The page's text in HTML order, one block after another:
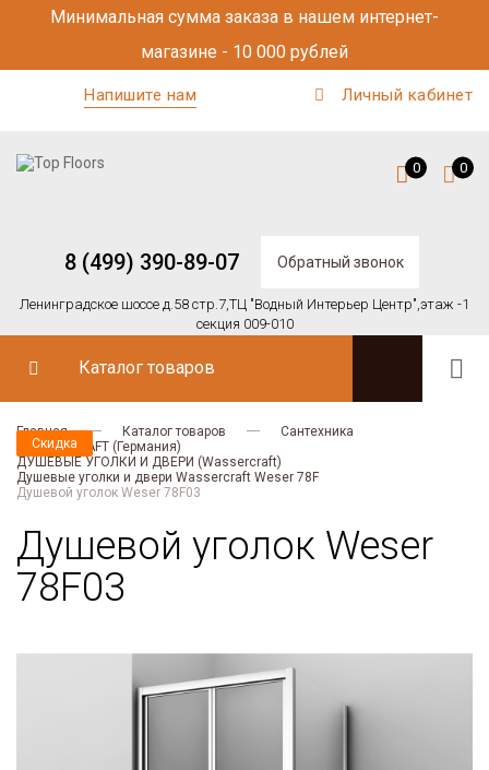
Минимальная сумма заказа в нашем интернет-
магазине - 10 000 рублей
Напишите нам Личный кабинет
8 (499) 390-89-07 Обратный звонок
Ленинградское шоссе д.58 стр.7,ТЦ "Водный Интерьер Центр",этаж -1
секция 009-010
0 0
Каталог товаров
Главная Каталог товаров
Сантехника
WASSERCRAFT (Германия)
ДУШЕВЫЕ УГОЛКИ И ДВЕРИ (Wassercraft)
Душевые уголки и двери Wassercraft Weser 78F
Душевой уголок Weser 78F03
Душевой уголок Weser
78F03
Скидка
Скидка